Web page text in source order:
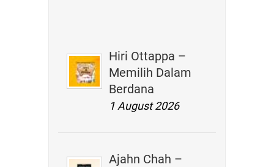
Hiri Ottappa –
Memilih Dalam
Berdana
1 August 2026
Ajahn Chah –